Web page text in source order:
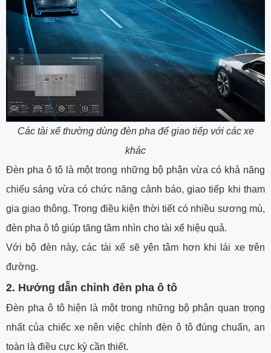
Các tài xế thường dùng đèn pha để giao tiếp với các xe
khác
Đèn pha ô tô là một trong những bộ phận vừa có khả năng
chiếu sáng vừa có chức năng cảnh báo, giao tiếp khi tham
gia giao thông. Trong điều kiện thời tiết có nhiều sương mù,
đèn pha ô tô giúp tăng tầm nhìn cho tài xế hiệu quả.
Với bộ đèn này, các tài xế sẽ yên tâm hơn khi lái xe trên
đường.
2. Hướng dẫn chỉnh đèn pha ô tô
Đèn pha ô tô hiện là một trong những bộ phận quan trọng
nhất của chiếc xe nên việc chỉnh đèn ô tô đúng chuẩn, an
toàn là điều cực kỳ cần thiết.